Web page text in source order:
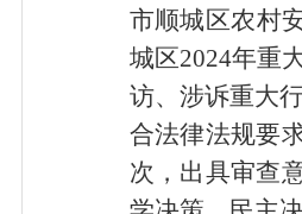
市顺城区农村
城区2024年重
访、涉诉重大
合法律法规要
次，出具审查